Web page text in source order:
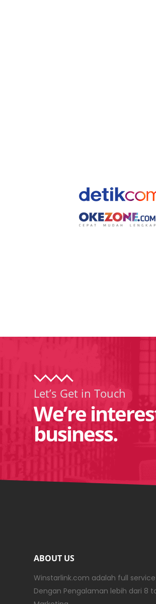
Let’s Get in Touch
We’re
business.
ABOUT US
Winstarlink.com adalah full
Dengan Pengalaman lebih dari 8